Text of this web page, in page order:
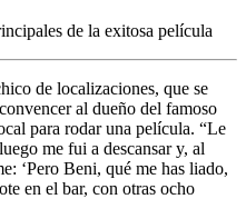
de la exitosa película
de localizaciones, que se
al dueño del famoso
para rodar una película. “Le
me fui a descansar y, al
‘Pero Beni, qué me has liado,
en el bar, con otras ocho